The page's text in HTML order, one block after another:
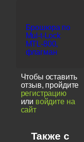
Брошюра по
Mul-t-Lock
MTL-800,
флагман
Чтобы оставить
отзыв, пройдите
регистрацию
или войдите на
сайт
Также с